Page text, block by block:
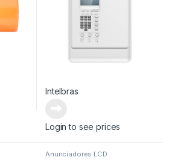
Intelbras
Login to see prices
Anunciadores LCD